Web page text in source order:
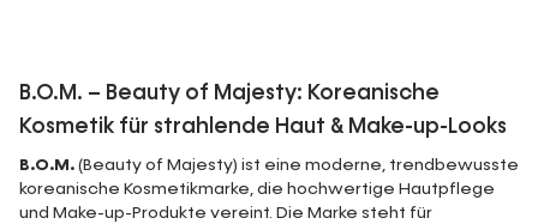
B.O.M. – Beauty of Majesty: Koreanische
Kosmetik für strahlende Haut & Make-up-Looks
B.O.M. (Beauty of Majesty) ist eine moderne, trendbewusste
koreanische Kosmetikmarke, die hochwertige Hautpflege
und Make-up-Produkte vereint. Die Marke steht für